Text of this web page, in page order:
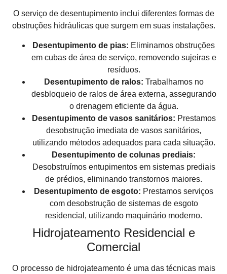
O serviço de desentupimento inclui diferentes formas de
obstruções hidráulicas que surgem em suas instalações.
Desentupimento de pias: Eliminamos obstruções
em cubas de área de serviço, removendo sujeiras e
resíduos.
Desentupimento de ralos: Trabalhamos no
desbloqueio de ralos de área externa, assegurando
o drenagem eficiente da água.
Desentupimento de vasos sanitários: Prestamos
desobstrução imediata de vasos sanitários,
utilizando métodos adequados para cada situação.
Desentupimento de colunas prediais:
Desobstruímos entupimentos em sistemas prediais
de prédios, eliminando transtornos maiores.
Desentupimento de esgoto: Prestamos serviços
com desobstrução de sistemas de esgoto
residencial, utilizando maquinário moderno.
Hidrojateamento Residencial e
Comercial
O processo de hidrojateamento é uma das técnicas mais